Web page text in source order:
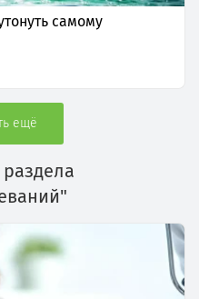
самому
ещё
раздела